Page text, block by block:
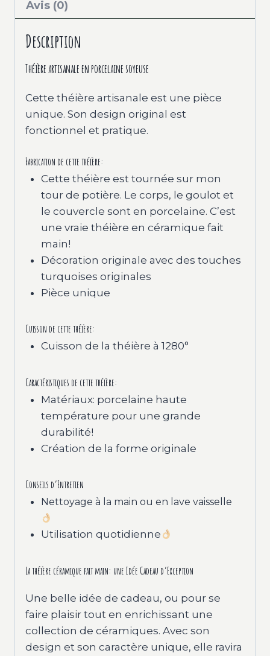
Avis (0)
Description
Théière artisanale en porcelaine soyeuse
Cette théière artisanale est une pièce
unique. Son design original est
fonctionnel et pratique.
Fabrication de cette théière:
Cette théière est tournée sur mon
tour de potière. Le corps, le goulot et
le couvercle sont en porcelaine. C’est
une vraie théière en céramique fait
main!
Décoration originale avec des touches
turquoises originales
Pièce unique
Cuisson de cette théière:
Cuisson de la théière à 1280°
Caractéristiques de cette théière:
Matériaux: porcelaine haute
température pour une grande
durabilité!
Création de la forme originale
Conseils d’Entretien
Nettoyage à la main ou en lave vaisselle
Utilisation quotidienne
La théière céramique fait main: une Idée Cadeau d’Exception
Une belle idée de cadeau, ou pour se
faire plaisir tout en enrichissant une
collection de céramiques. Avec son
design et son caractère unique, elle ravira